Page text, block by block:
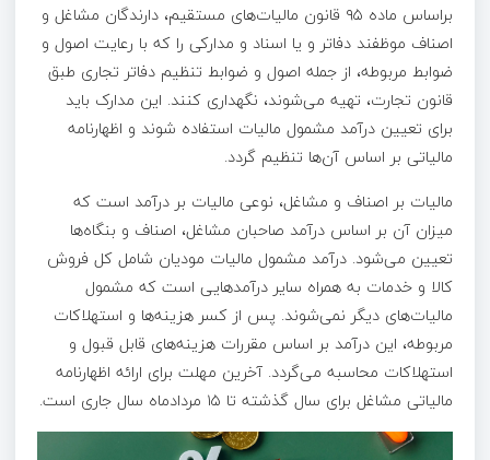
براساس ماده ۹۵ قانون مالیات‌های مستقیم، دارندگان مشاغل و
اصناف موظفند دفاتر و یا اسناد و مدارکی را که با رعایت اصول و
ضوابط مربوطه، از جمله اصول و ضوابط تنظیم دفاتر تجاری طبق
قانون تجارت، تهیه می‌شوند، نگهداری کنند. این مدارک باید
برای تعیین درآمد مشمول مالیات استفاده شوند و اظهارنامه
مالیاتی بر اساس آن‌ها تنظیم گردد.
مالیات بر اصناف و مشاغل، نوعی مالیات بر درآمد است که
میزان آن بر اساس درآمد صاحبان مشاغل، اصناف و بنگاه‌ها
تعیین می‌شود. درآمد مشمول مالیات مودیان شامل کل فروش
کالا و خدمات به همراه سایر درآمدهایی است که مشمول
مالیات‌های دیگر نمی‌شوند. پس از کسر هزینه‌ها و استهلاکات
مربوطه، این درآمد بر اساس مقررات هزینه‌های قابل قبول و
استهلاکات محاسبه می‌گردد. آخرین مهلت برای ارائه اظهارنامه
مالیاتی مشاغل برای سال گذشته تا ۱۵ مردادماه سال جاری است.